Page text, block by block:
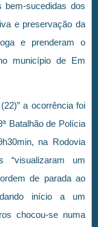
bem-sucedidas dos
e preservação da
e prenderam o
município de Em
a ocorrência foi
Batalhão de Polícia
na Rodovia
“visualizaram um
de parada ao
início a um
chocou-se numa